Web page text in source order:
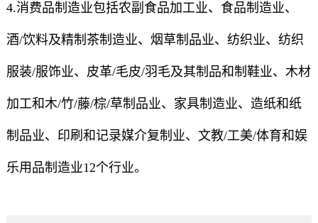
4.消费品制造业包括农副食品加工业、食品制造业、
酒/饮料及精制茶制造业、烟草制品业、纺织业、纺织
服装/服饰业、皮革/毛皮/羽毛及其制品和制鞋业、木材
加工和木/竹/藤/棕/草制品业、家具制造业、造纸和纸
制品业、印刷和记录媒介复制业、文教/工美/体育和娱
乐用品制造业12个行业。